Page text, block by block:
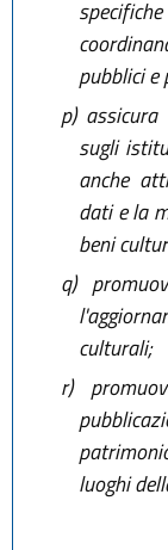
pubblici e
p)assicura
sugli
anche
dati e la
beni
q)
culturali;
r)
luoghi